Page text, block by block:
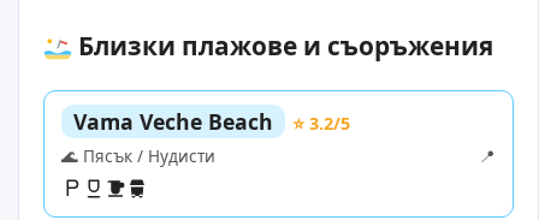
Близки плажове и съоръжения
Vama Veche Beach
⭐ 3.2/5
🌊 Пясък / Нудисти
📍